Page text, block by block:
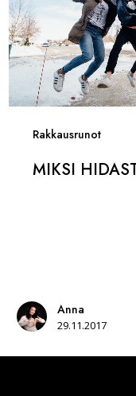
Rakkausrunot
MIKSI
Anna
29.11.2017